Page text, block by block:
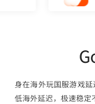
身在海外玩国服游戏
低海外延迟，极速稳